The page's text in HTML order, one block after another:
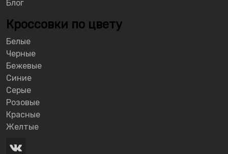
Блог
Кроссовки по цвету
Белые
Черные
Бежевые
Синие
Серые
Розовые
Красные
Желтые